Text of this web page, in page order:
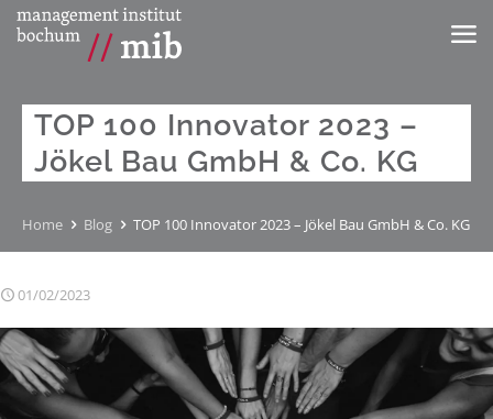
TOP 100 Innovator 2023 –
Jökel Bau GmbH & Co. KG
Home Blog TOP 100 Innovator 2023 – Jökel Bau GmbH & Co. KG
01/02/2023